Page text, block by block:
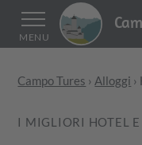
MENU
Campo Tures › Alloggi ›
I MIGLIORI HOTEL